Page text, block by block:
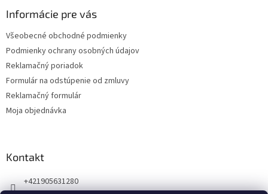
Informácie pre vás
Všeobecné obchodné podmienky
Podmienky ochrany osobných údajov
Reklamačný poriadok
Formulár na odstúpenie od zmluvy
Reklamačný formulár
Moja objednávka
Kontakt
+421905631280